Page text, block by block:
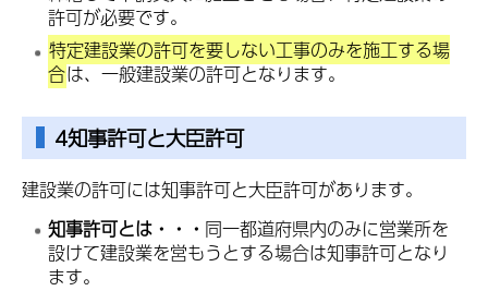
許可が必要です。
特定建設業の許可を要しない工事のみを施工する場
合は、一般建設業の許可となります。
4知事許可と大臣許可
建設業の許可には知事許可と大臣許可があります。
知事許可とは・・ ・ 同一都道府県内のみに営業所を
設けて建設業を営もうとする場合は知事許可となり
ます。